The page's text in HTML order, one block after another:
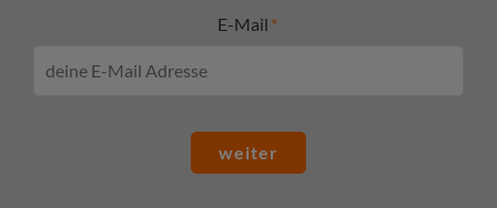
E-Mail
weiter